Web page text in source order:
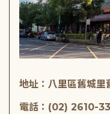
地址：八里區舊城
電話：(02) 2610-